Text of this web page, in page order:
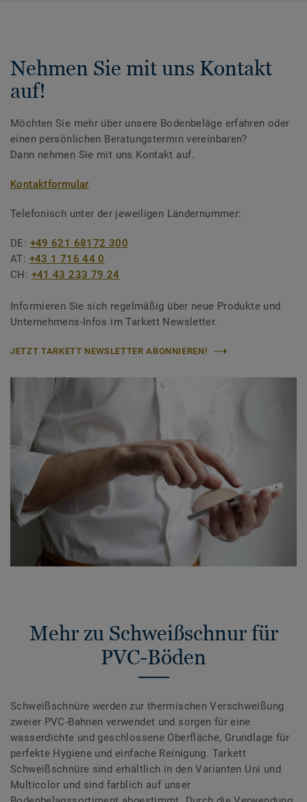
Nehmen Sie mit uns Kontakt
auf!
Möchten Sie mehr über unsere Bodenbeläge erfahren oder
einen persönlichen Beratungstermin vereinbaren?
Dann nehmen Sie mit uns Kontakt auf.
Kontaktformular
Telefonisch unter der jeweiligen Ländernummer:
DE: +49 621 68172 300
AT: +43 1 716 44 0
CH: +41 43 233 79 24
Informieren Sie sich regelmäßig über neue Produkte und
Unternehmens-Infos im Tarkett Newsletter.
JETZT TARKETT NEWSLETTER ABONNIEREN!
Mehr zu Schweißschnur für
PVC-Böden
Schweißschnüre werden zur thermischen Verschweißung
zweier PVC-Bahnen verwendet und sorgen für eine
wasserdichte und geschlossene Oberfläche, Grundlage für
perfekte Hygiene und einfache Reinigung. Tarkett
Schweißschnüre sind erhältlich in den Varianten Uni und
Multicolor und sind farblich auf unser